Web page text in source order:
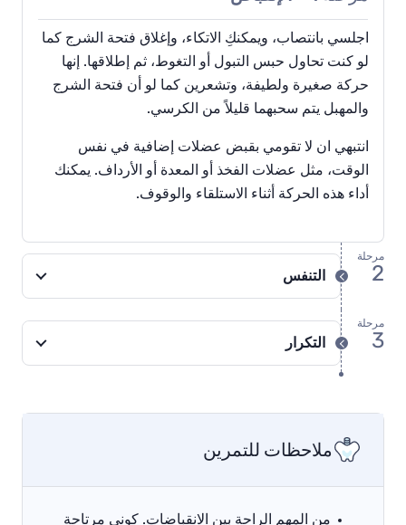
اجلسي بانتصاب، ويمكنكِ الاتكاء، وإغلاق فتحة الشرج كما
لو كنت تحاول حبس التبول أو التغوط، ثم إطلاقها. إنها
حركة صغيرة ولطيفة، وتشعرين كما لو أن فتحة الشرج
والمهبل يتم سحبهما قليلاً من الكرسي.
انتبهي ان لا تقومي بقبض عضلات إضافية في نفس
الوقت، مثل عضلات الفخذ أو المعدة أو الأرداف. يمكنك
أداء هذه الحركة أثناء الاستلقاء والوقوف.
مرحلة
2 التنفس
مرحلة
3 التكرار
ملاحظات للتمرين
من المهم الراحة بين الانقباضات. كوني مرتاحة